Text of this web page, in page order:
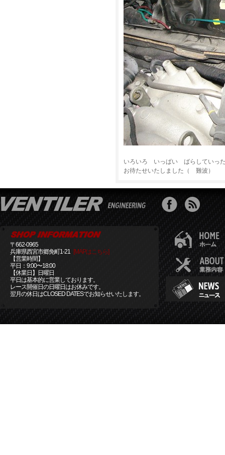
いろいろ いっぱい ばらしていっ
お待たせいたしました（ 難波）
〒662-0965
兵庫県西宮市郷免町1-21 [MAPはこちら]
【営業時間】
平日：9:00〜18:00
【休業日】日曜日
平日は基本的に営業しております。
レース開催日の日曜日はお休みです。
翌月の休日はCLOSED DATESでお知らせいたします。